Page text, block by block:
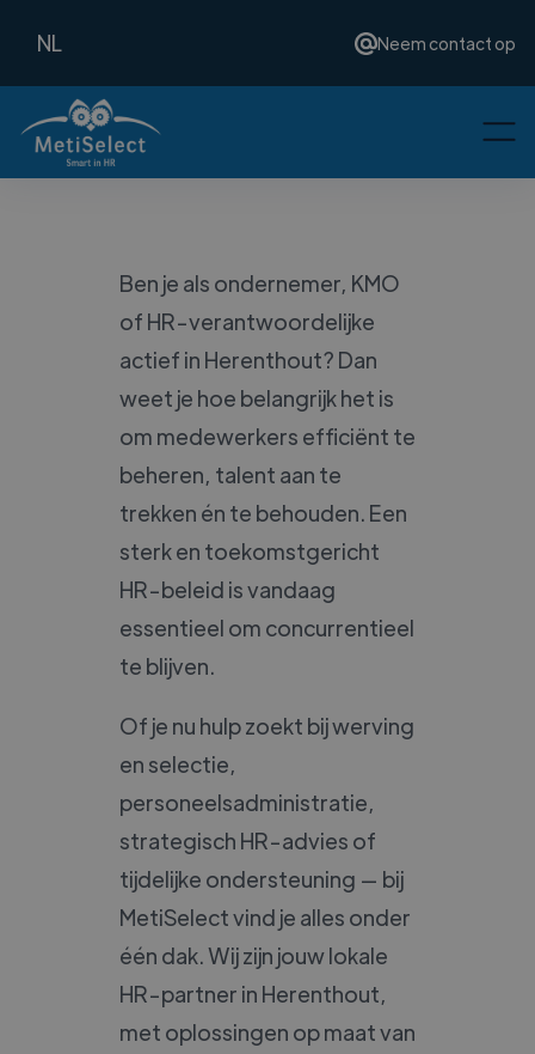
NL Neem contact op
Ben je als ondernemer, KMO
of HR-verantwoordelijke
actief in Herenthout? Dan
weet je hoe belangrijk het is
om medewerkers efficiënt te
beheren, talent aan te
trekken én te behouden. Een
sterk en toekomstgericht
HR-beleid is vandaag
essentieel om concurrentieel
te blijven.
Of je nu hulp zoekt bij werving
en selectie,
personeelsadministratie,
strategisch HR-advies of
tijdelijke ondersteuning — bij
MetiSelect vind je alles onder
één dak. Wij zijn jouw lokale
HR-partner in Herenthout,
met oplossingen op maat van